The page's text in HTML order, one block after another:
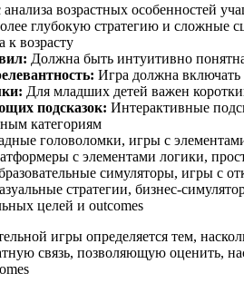
возрастных особенностей
глубокую стратегию и сложные
к возрасту
Должна быть интуитивно
Игра должна включать
Для младших детей важен
подсказок: Интерактивные
категориям
головоломки, игры с
с элементами логики,
симуляторы, игры с
стратегии,
целей и outcomes
игры определяется тем,
связь, позволяющую оценить,